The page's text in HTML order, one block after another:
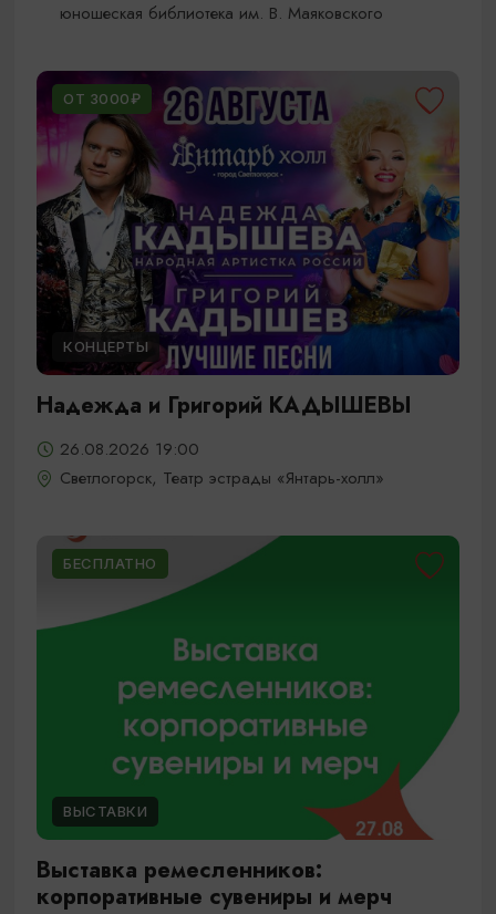
юношеская библиотека им. В. Маяковского
ОТ 3000₽
КОНЦЕРТЫ
Надежда и Григорий КАДЫШЕВЫ
26.08.2026 19:00
Светлогорск, Театр эстрады «Янтарь-холл»
БЕСПЛАТНО
ВЫСТАВКИ
Выставка ремесленников:
корпоративные сувениры и мерч